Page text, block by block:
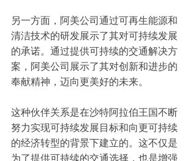
另一方面，阿美公司通过可再生能源和
清洁技术的研发展示了其对可持续发展
的承诺。通过提供可持续的交通解决方
案，阿美公司展示了其对创新和进步的
奉献精神，迈向更美好的未来。
这种伙伴关系是在沙特阿拉伯王国不断
努力实现可持续发展目标和向更可持续
的经济转型的背景下建立的。这不仅是